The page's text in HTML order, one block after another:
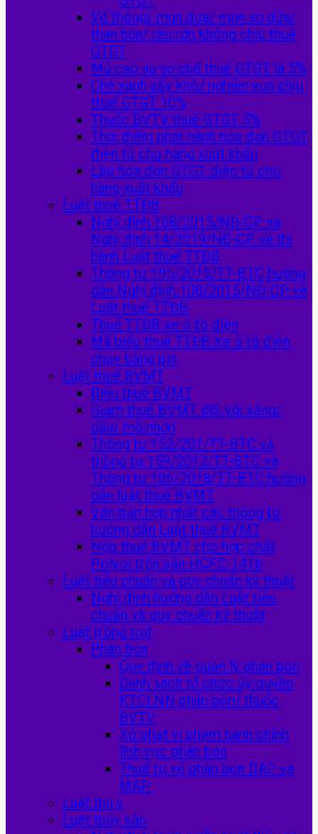
Vỏ thông/ mùn dừa/ mùn sơ dừa/
than bùn/ rêu rớn không chịu thuế
GTGT
Mủ cao su sơ chế thuế GTGT là 5%
Chè xanh sấy khô/ nghiền vụn chịu
thuế GTGT 10%
Thuốc BVTV thuế GTGT 5%
Thời điểm phát hành hóa đơn GTGT
điện tử cho hàng xuất khẩu
Lập hóa đơn GTGT điện tử cho
hàng xuất khẩu
Luật thuế TTĐB
Nghị định 108/2015/NĐ-CP và
Nghị định 14/2019/NĐ-CP về thi
hành Luật thuế TTĐB
Thông tư 195/2015/TT-BTC hướng
dẫn Nghị định 108/2015/NĐ-CP về
Luật thuế TTĐB
Thuế TTĐB xe ô tô điện
Mã biểu thuế TTĐB Xe ô tô điện
chạy bằng pin
Luật thuế BVMT
Biểu thuế BVMT
Giảm thuế BVMT đối với xăng/
dầu/ mỡ nhờn
Thông tư 152/201/TT-BTC và
thông tư 159/2012/TT-BTC và
Thông tư 106/2018/TT-BTC hướng
dẫn luật thuế BVMT
Văn bản hợp nhất các thông tư
hướng dẫn Luật thuế BVMT
Nộp thuế BVMT cho hợp chất
Polyol trộn sẵn HCFC-141b
Luật tiêu chuẩn và quy chuẩn kỹ thuật
Nghị định hướng dẫn Luật tiêu
chuẩn và quy chuẩn kỹ thuật
Luật trồng trọt
Phân bón
Quy định về quản lý phân bón
Danh sách tổ chức ủy quyền
KTCLNN phân bón/ thuốc
BVTV
Xử phạt vi phạm hành chính
lĩnh vực phân bón
Thuế tự vệ phân bón DAP và
MAP
Luật thú y
Luật thủy sản